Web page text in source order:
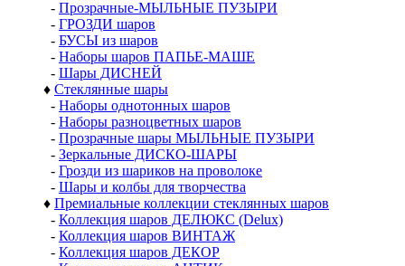
- Прозрачные-МЫЛЬНЫЕ ПУЗЫРИ
- ГРОЗДИ шаров
- БУСЫ из шаров
- Наборы шаров ПАПЬЕ-МАШЕ
- Шары ДИСНЕЙ
♦ Стеклянные шары
- Наборы однотонных шаров
- Наборы разноцветных шаров
- Прозрачные шары МЫЛЬНЫЕ ПУЗЫРИ
- Зеркальные ДИСКО-ШАРЫ
- Грозди из шариков на проволоке
- Шары и колбы для творчества
♦ Премиальные коллекции стеклянных шаров
- Коллекция шаров ДЕЛЮКС (Delux)
- Коллекция шаров ВИНТАЖ
- Коллекция шаров ДЕКОР